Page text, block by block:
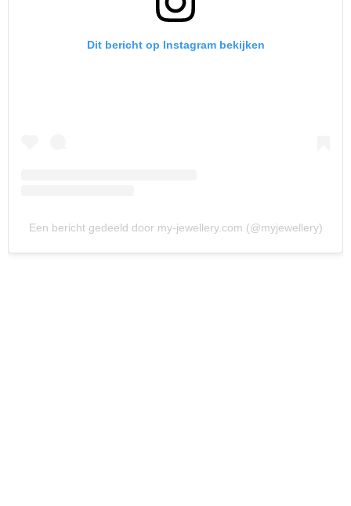
Dit bericht op Instagram bekijken
Een bericht gedeeld door my-jewellery.com (@myjewellery)